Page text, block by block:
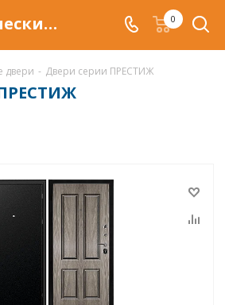
Металлические двери серии Престиж, купить по низкой цене, доставка дверей в Саратове 0
двери - Двери серии ПРЕСТИЖ